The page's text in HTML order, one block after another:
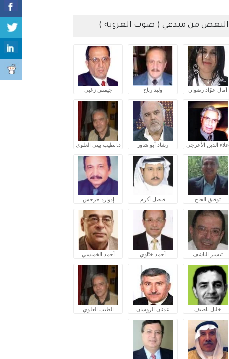
البعض من مبدعي ( صوت العروبة )
آمال عوّاد رضوان وليد رباح جيمس زغبي
علاء الدين الأعرجي رشاد أبو شاور د.الطيب بيتي العلوي
توفيق الحاج فيصل أكرم إدوارد جرجس
تيسير الناشف أحمد ختّاوي أحمد الخميسي
خليل ناصيف عدنان الروسان الطيب العلوي